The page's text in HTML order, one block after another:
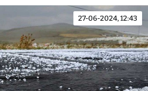
27-06-2024, 12:43